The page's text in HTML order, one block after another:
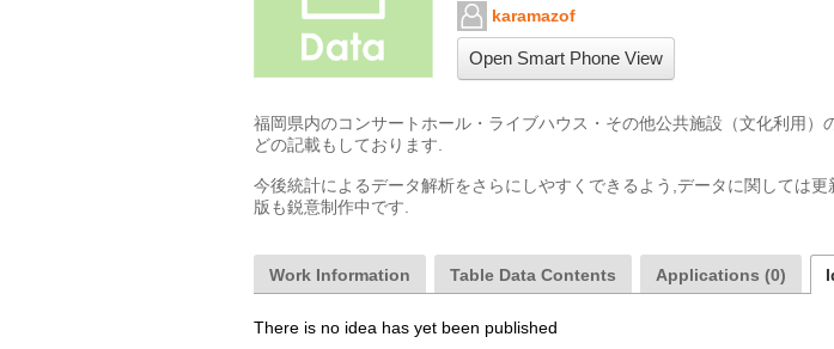
karamazof
Open Smart Phone View
福岡県内のコンサートホール・ライブハウス・その他公共施設（文化利用）
どの記載もしております.
今後統計によるデータ解析をさらにしやすくできるよう,データに関しては
版も鋭意制作中です.
Work Information Table Data Contents Applications (0)
There is no idea has yet been published